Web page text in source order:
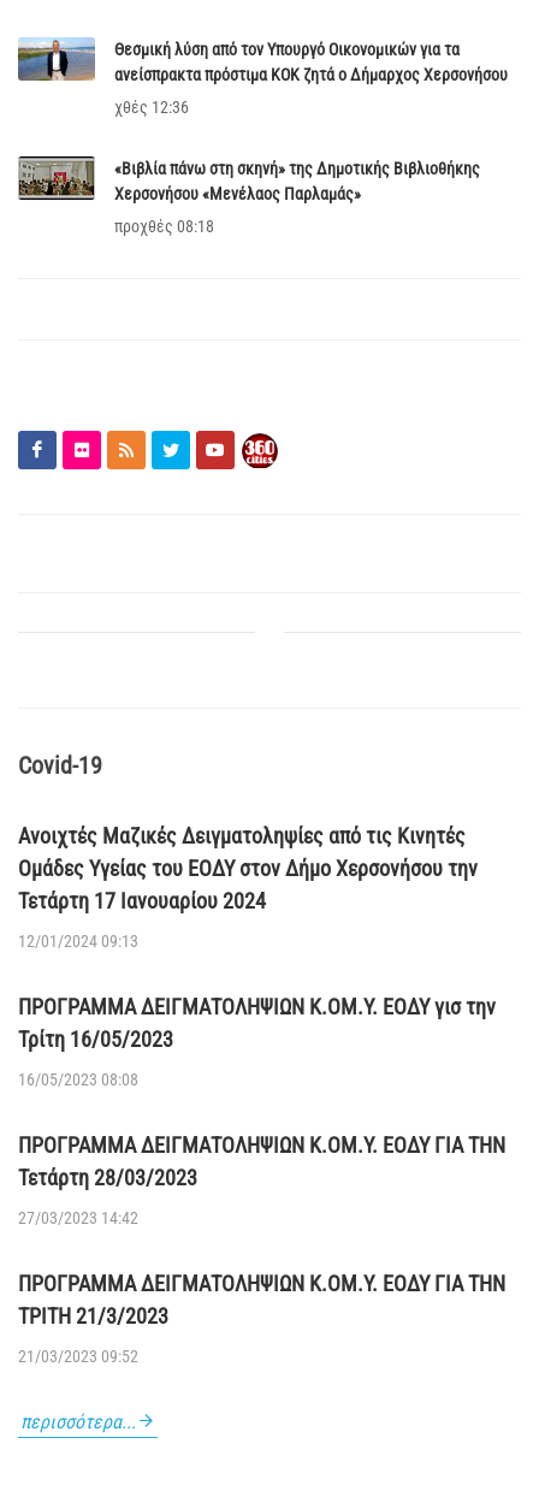
Θεσμική λύση από τον Υπουργό Οικονομικών για τα
ανείσπρακτα πρόστιμα ΚΟΚ ζητά ο Δήμαρχος Χερσονήσου
χθές 12:36
«Βιβλία πάνω στη σκηνή» της Δημοτικής Βιβλιοθήκης
Χερσονήσου «Μενέλαος Παρλαμάς»
προχθές 08:18
Covid-19
Ανοιχτές Μαζικές Δειγματοληψίες από τις Κινητές
Ομάδες Υγείας του ΕΟΔΥ στον Δήμο Χερσονήσου την
Τετάρτη 17 Ιανουαρίου 2024
12/01/2024 09:13
ΠΡΟΓΡΑΜΜΑ ΔΕΙΓΜΑΤΟΛΗΨΙΩΝ Κ.ΟΜ.Υ. ΕΟΔΥ γισ την
Τρίτη 16/05/2023
16/05/2023 08:08
ΠΡΟΓΡΑΜΜΑ ΔΕΙΓΜΑΤΟΛΗΨΙΩΝ Κ.ΟΜ.Υ. ΕΟΔΥ ΓΙΑ ΤΗΝ
Τετάρτη 28/03/2023
27/03/2023 14:42
ΠΡΟΓΡΑΜΜΑ ΔΕΙΓΜΑΤΟΛΗΨΙΩΝ Κ.ΟΜ.Υ. ΕΟΔΥ ΓΙΑ ΤΗΝ
ΤΡΙΤΗ 21/3/2023
21/03/2023 09:52
περισσότερα...